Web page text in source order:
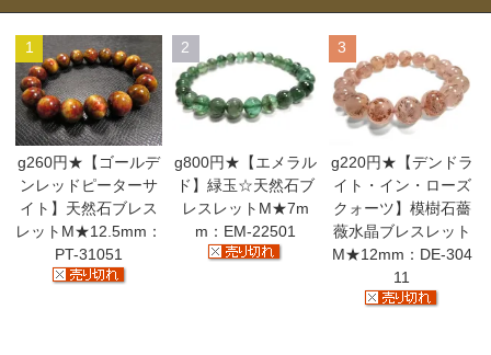
1
g260円★【ゴールデ
ンレッドピーターサ
イト】天然石ブレス
レットM★12.5mm：
PT-31051
2
g800円★【エメラル
ド】緑玉☆天然石ブ
レスレットM★7m
m：EM-22501
3
g220円★【デンドラ
イト・イン・ローズ
クォーツ】模樹石薔
薇水晶ブレスレット
M★12mm：DE-304
11